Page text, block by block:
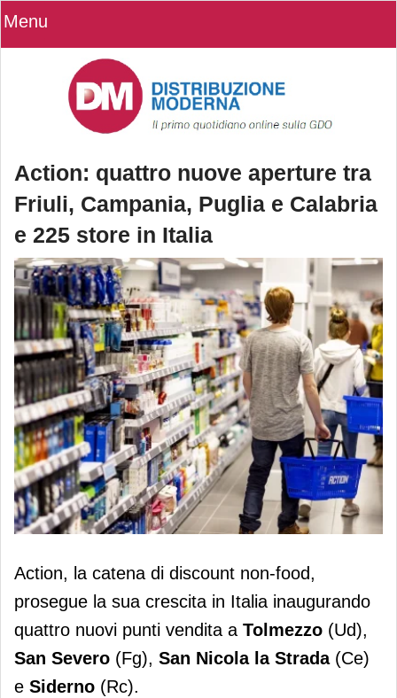
Menu
Action: quattro nuove aperture tra
Friuli, Campania, Puglia e Calabria
e 225 store in Italia
Action: quattro nuove aperture tra
Friuli, Campania, Puglia e Calabria e
225 store in Italia
Action, la catena di discount non-food,
prosegue la sua crescita in Italia inaugurando
quattro nuovi punti vendita a Tolmezzo (Ud),
San Severo (Fg), San Nicola la Strada(Ce)
e Siderno (Rc).